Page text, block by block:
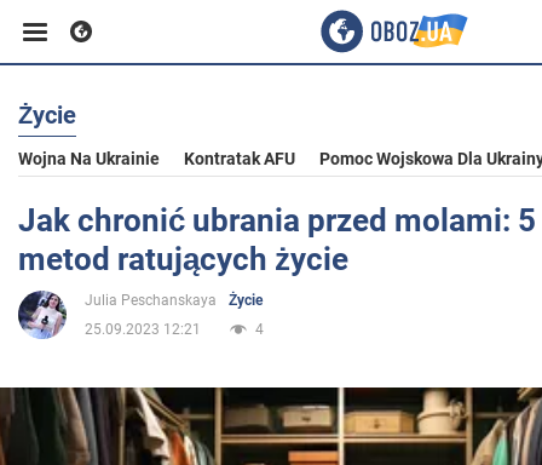
Biznes
Sport
Rozrywka
Polityka
Życie
Wojna Na Ukrainie Kontratak AFU Pomoc Wojskowa Dla
Jak chronić ubrania przed molami:
metod ratujących życie
Julia Peschanskaya
Życie
25.09.2023 12:21
4